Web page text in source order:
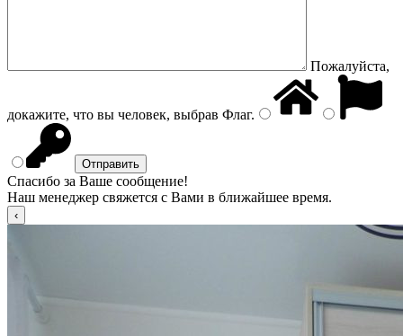
Пожалуйста,
докажите, что вы человек, выбрав Флаг.
Спасибо за Ваше сообщение!
Наш менеджер свяжется с Вами в ближайшее время.